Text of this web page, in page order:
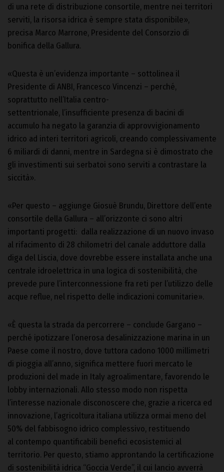
di una rete di distribuzione consortile, mentre nei territori
serviti, la risorsa idrica è sempre stata disponibile»,
precisa Marco Marrone, Presidente del Consorzio di
bonifica della Gallura.
«Questa è un’evidenza importante – sottolinea il
Presidente di ANBI, Francesco Vincenzi – perché,
soprattutto nell’Italia centro-
settentrionale, l’insufficiente presenza di bacini di
accumulo ha negato la garanzia di approvvigionamento
idrico ad interi territori agricoli, creando complessivamente
6 miliardi di danni, mentre in Sardegna si è dimostrato che
gli investimenti sui serbatoi sono serviti a contrastare la
siccità».
«Per questo – aggiunge Giosuè Brundu, Direttore dell’ente
consortile della Gallura – all’orizzonte ci sono altri
importanti progetti: dalla realizzazione di un nuovo invaso
al rifacimento di 28 chilometri del canale adduttore dalla
diga del Liscia, dove dovrebbe essere installata anche una
centrale idroelettrica in una logica di sostenibilità, che
prevede pure l’interconnessione fra reti per l’utilizzo delle
acque reflue, nel rispetto delle indicazioni comunitarie».
«È questa la strada da percorrere – conclude Gargano –
perché ipotizzare l’onerosa desalinizzazione marina in un
Paese come il nostro, dove tuttora cadono 1000 millimetri
di pioggia all’anno, significa mettere fuori mercato le
produzioni del made in Italy agroalimentare, favorendo le
lobby internazionali. Allo stesso modo non rispetta
l’interesse nazionale disconoscere che, grazie a ricerca ed
innovazione, l’agricoltura italiana utilizza ormai meno del
50% del fabbisogno idrico complessivo, restituendo
al contempo quantificabili benefici ecosistemici al
territorio. Per questo, stiamo approntando la certificazione
di sostenibilità idrica “Goccia Verde”, il cui lancio avverrà